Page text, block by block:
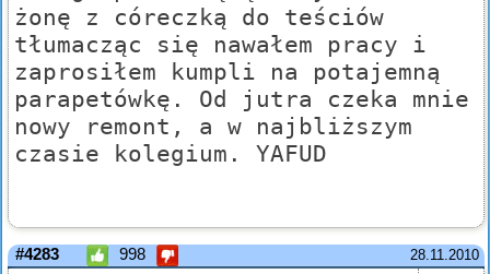
żonę z córeczką do teściów
tłumacząc się nawałem pracy i
zaprosiłem kumpli na potajemną
parapetówkę. Od jutra czeka mnie
nowy remont, a w najbliższym
czasie kolegium. YAFUD
28.11.2010
#4283 998